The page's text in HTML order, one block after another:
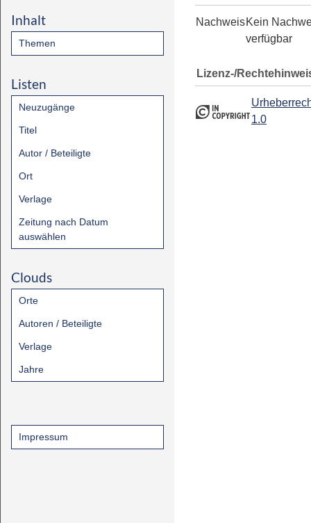
Inhalt
Themen
Listen
Neuzugänge
Titel
Autor / Beteiligte
Ort
Verlage
Zeitung nach Datum
auswählen
Clouds
Orte
Autoren / Beteiligte
Verlage
Jahre
Impressum
NachweisKein
verfügbar
Lizenz-/
1.0